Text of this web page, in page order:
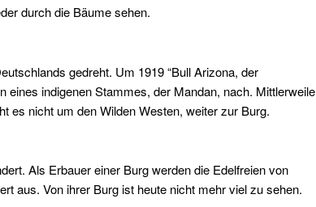
durch die Bäume sehen.
gedreht. Um 1919 “Bull Arizona, der
eines indigenen Stammes, der Mandan, nach. Mittlerweile
es nicht um den Wilden Westen, weiter zur Burg.
Als Erbauer einer Burg werden die Edelfreien von
aus. Von ihrer Burg ist heute nicht mehr viel zu sehen.